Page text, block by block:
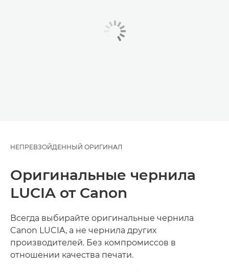
НЕПРЕВЗОЙДЕННЫЙ ОРИГИНАЛ
Оригинальные чернила
LUCIA от Canon
Всегда выбирайте оригинальные чернила
Canon LUCIA, а не чернила других
производителей. Без компромиссов в
отношении качества печати.